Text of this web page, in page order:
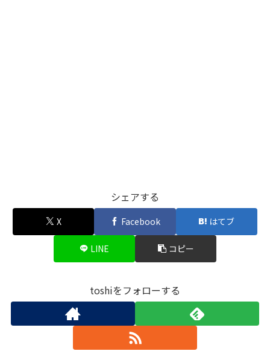
シェアする
X Facebook はてブ
LINE コピー
toshiをフォローする